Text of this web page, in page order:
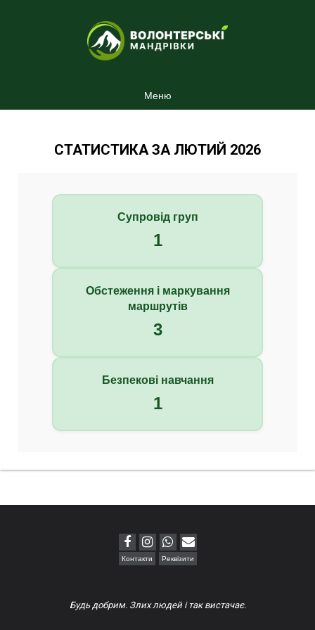
Меню
СТАТИСТИКА ЗА ЛЮТИЙ 2026
Супровід груп
1
Обстеження і маркування
маршрутів
3
Безпекові навчання
1
Контакти Реквізити
Будь добрим. Злих людей і так вистачає.